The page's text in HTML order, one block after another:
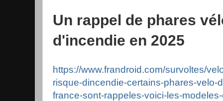
Un rappel de phares
d'incendie en 2025
https://www.frandroid.com/survoltes/
risque-dincendie-certains-phares-velo-
france-sont-rappeles-voici-les-